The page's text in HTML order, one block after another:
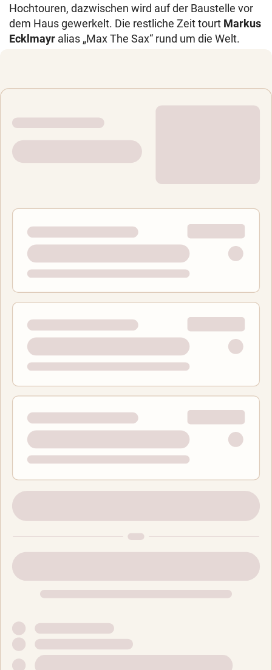
Hochtouren, dazwischen wird auf der Baustelle vor
dem Haus gewerkelt. Die restliche Zeit tourt Markus
Ecklmayr alias „Max The Sax“ rund um die Welt.